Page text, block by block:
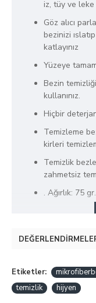
iz, tüy ve
Göz alıcı
bezinizi
katlayınız
Yüzeye
Bezin
kullanınız.
Hiçbir
Temizleme
kirleri
Temizlik
zahmetsiz
. Ağırlık: 75
Etiketler:
temizlik
hijyen